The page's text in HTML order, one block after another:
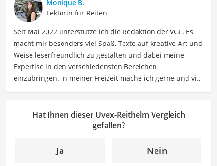
und Freizeitaktivitäten. Dieses Interesse spiegelt sich in
meinen Beiträgen wider, die sich mit Freizeitideen,
Reiseempfehlungen, Hobbytipps und Anregungen für die
Freizeitgestaltung befassen.
Der Uvex-Reithelm-Vergleich ist aus unserer Sicht
besonders empfehlenswert fürReiter.
Monique B.
Lektorin für Reiten
Seit Mai 2022 unterstütze ich die Redaktion der VGL. Es
macht mir besonders viel Spaß, Texte auf kreative Art und
Weise leserfreundlich zu gestalten und dabei meine
Expertise in den verschiedensten Bereichen
einzubringen. In meiner Freizeit mache ich gerne und viel
Klarheit, Verständlichkeit und stilistische Korrektheit zu
überprüfen. Mein Ziel ist es dabei, die Qualität und den
angenehme Leseerfahrung zu bieten. Durch meine
Hat Ihnen dieser Uvex-Reithelm Vergleich
gefallen?
Ja Nein